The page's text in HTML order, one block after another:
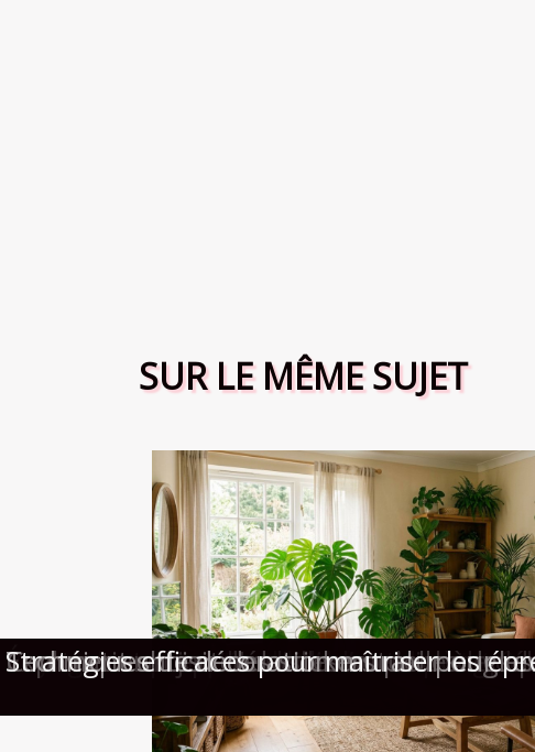
SUR LE MÊME SUJET
Pourquoi votre intérieur mérite une
Cours du soir : quand la danse devient
Voyages improvisés : l’art d’anticiper
Émotion et surprise : l’alliance secrète
Comment choisir le meilleur service de
Comment un jeu d'évasion sur le thème
Exploration des tendances actuelles des
Comment choisir des stickers pour
Techniques de décoration murale pour
Stratégies efficaces pour maîtriser les